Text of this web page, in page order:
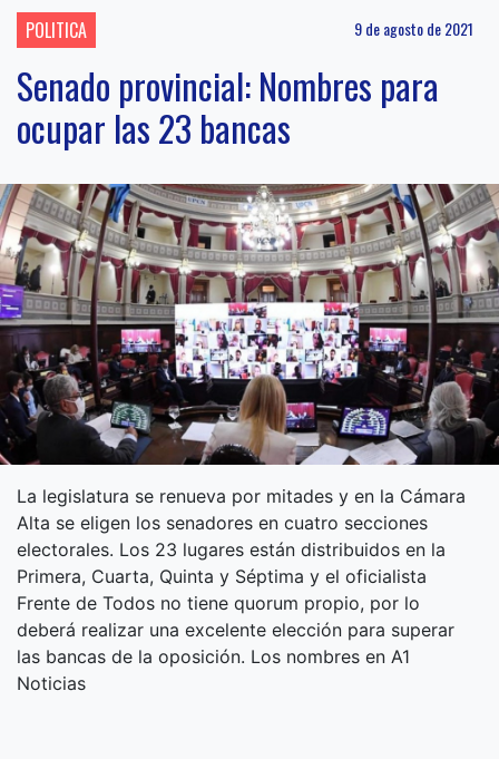
POLITICA 9 de agosto de 2021
Senado provincial: Nombres para
ocupar las 23 bancas
La legislatura se renueva por mitades y en la Cámara
Alta se eligen los senadores en cuatro secciones
electorales. Los 23 lugares están distribuidos en la
Primera, Cuarta, Quinta y Séptima y el oficialista
Frente de Todos no tiene quorum propio, por lo
deberá realizar una excelente elección para superar
las bancas de la oposición. Los nombres en A1
Noticias